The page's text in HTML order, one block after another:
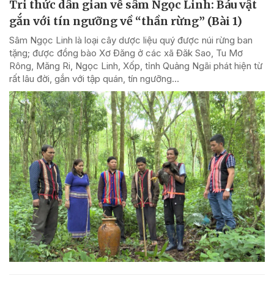
Tri thức dân gian về sâm Ngọc Linh: Báu vật
gắn với tín ngưỡng về “thần rừng” (Bài 1)
Sâm Ngọc Linh là loại cây dược liệu quý được núi rừng ban
tặng; được đồng bào Xơ Đăng ở các xã Đăk Sao, Tu Mơ
Rông, Măng Ri, Ngọc Linh, Xốp, tỉnh Quảng Ngãi phát hiện từ
rất lâu đời, gắn với tập quán, tín ngưỡng...